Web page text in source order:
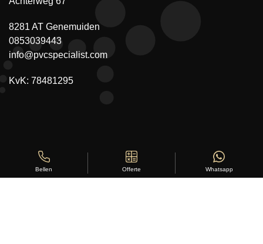
8281 AT Genemuiden
0853039443
info@pvcspecialist.com
KvK: 78481295
Bellen Offerte Whatsapp